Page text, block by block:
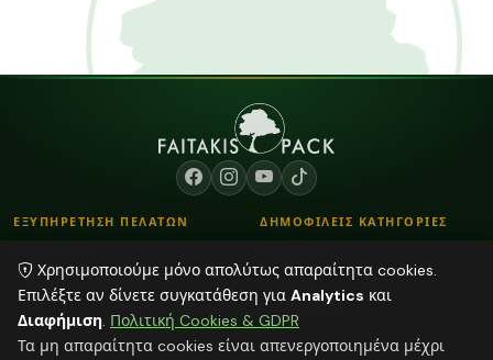
ΕΞΥΠΗΡΕΤΗΣΗ ΠΕΛΑΤΩΝ
Τρόποι Παραγγελίας
Τρόποι Αποστολής & Πληρωμής
Blog
ΔΗΜΟΦΙΛΕΙΣ ΚΑΤΗΓΟΡΙΕΣ
Λουλούδια - Βάζα
Αποξηραμένα φυτά
Χρησιμοποιούμε μόνο απολύτως απαραίτητα cookies.
Επιλέξτε αν δίνετε συγκατάθεση για Analytics και
Διαφήμιση. Πολιτική Cookies & GDPR
Τα μη απαραίτητα cookies είναι απενεργοποιημένα μέχρι